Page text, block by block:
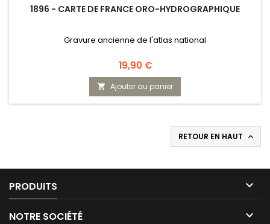
1896 - CARTE DE FRANCE ORO-HYDROGRAPHIQUE
Gravure ancienne de l'atlas national
Prix
19,90 €
 Ajouter au panier
RETOUR EN HAUT 
PRODUITS 
NOTRE SOCIÉTÉ 